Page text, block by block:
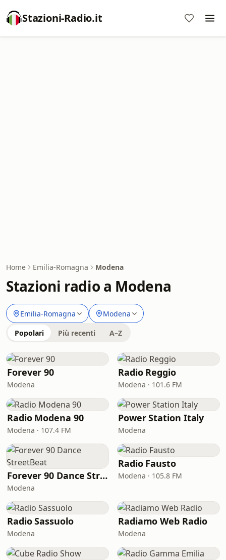
Stazioni-Radio.it
Home Emilia-Romagna Modena
Stazioni radio a Modena
Emilia-Romagna Modena
Popolari Più recenti A–Z
Forever 90
Modena
Radio Reggio
Modena · 101.6 FM
Radio Modena 90
Modena · 107.4 FM
Power Station Italy
Modena
Forever 90 Dance StreetBeat
Modena
Radio Fausto
Modena · 105.8 FM
Radio Sassuolo
Modena
Radiamo Web Radio
Modena